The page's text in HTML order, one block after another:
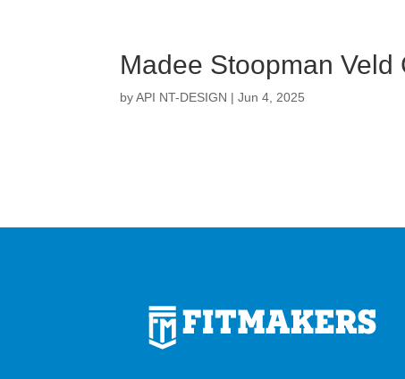
Madee Stoopman Veld
byAPI NT-DESIGN |Jun 4, 2025